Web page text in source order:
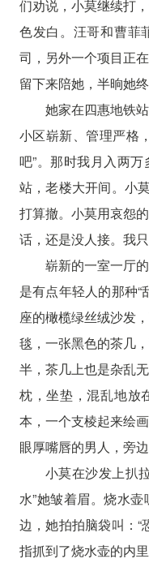
们劝说，小莫继续打
色发白。汪哥和曹菲
司，另外一个项目正
留下来陪她，半晌她
她家在四惠地铁
小区崭新、管理严格
吧”。那时我月入两
站，老楼大开间。小
打算撤。小莫用哀怨
话，还是没人接。我
崭新的一室一厅
是有点年轻人的那种“
座的橄榄绿丝绒沙发
毯，一张黑色的茶几
半，茶几上也是杂乱
枕，坐垫，混乱地放
本，一个支棱起来绘
眼厚嘴唇的男人，旁
小莫在沙发上扒
水”她皱着眉。烧水
边，她拍拍脑袋叫：“
指抓到了烧水壶的内